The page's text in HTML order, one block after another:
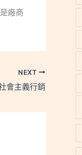
廠商
NEXT
會主義行銷